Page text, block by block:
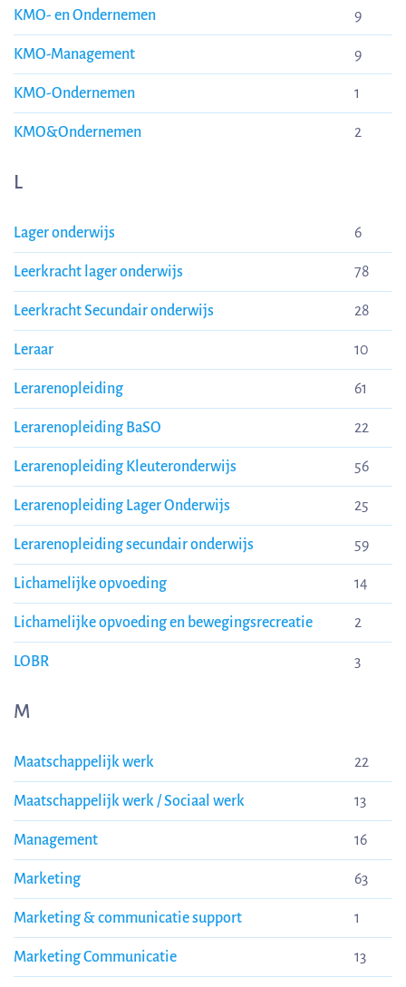
KMO- en Ondernemen 9
KMO-Management 9
KMO-Ondernemen 1
KMO&Ondernemen 2
L
Lager onderwijs 6
Leerkracht lager onderwijs 78
Leerkracht Secundair onderwijs 28
Leraar 10
Lerarenopleiding 61
Lerarenopleiding BaSO 22
Lerarenopleiding Kleuteronderwijs 56
Lerarenopleiding Lager Onderwijs 25
Lerarenopleiding secundair onderwijs 59
Lichamelijke opvoeding 14
Lichamelijke opvoeding en bewegingsrecreatie 2
LOBR 3
M
Maatschappelijk werk 22
Maatschappelijk werk / Sociaal werk 13
Management 16
Marketing 63
Marketing & communicatie support 1
Marketing Communicatie 13